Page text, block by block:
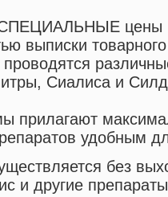
цены
выписки
проводятся
Сиалиса и
прилагают
удобным
без
и другие